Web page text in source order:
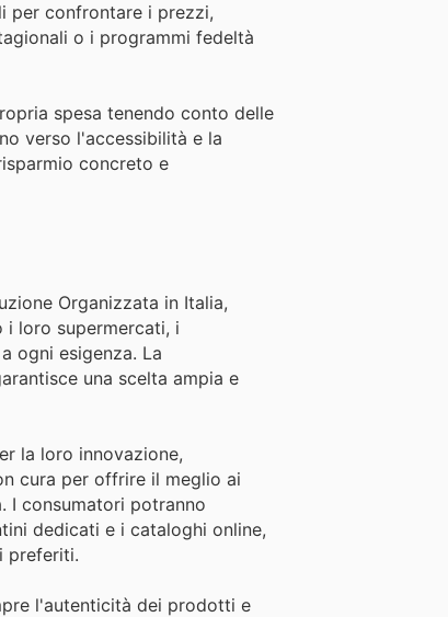
per confrontare i prezzi,
o i programmi fedeltà
spesa tenendo conto delle
verso l'accessibilità e la
concreto e
Organizzata in Italia,
i loro supermercati, i
ogni esigenza. La
una scelta ampia e
la loro innovazione,
cura per offrire il meglio ai
I consumatori potranno
dedicati e i cataloghi online,
preferiti.
l'autenticità dei prodotti e